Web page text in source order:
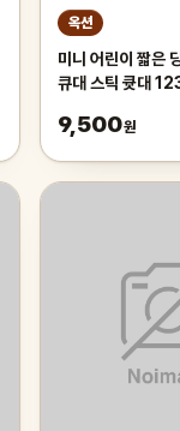
옥션
미니 어린이 짧은
큐대 스틱 큣대
9,500원